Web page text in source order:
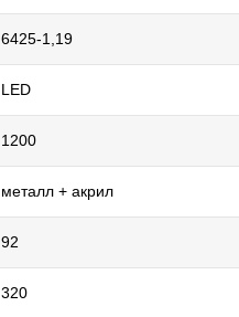
6425-1,19
LED
1200
металл + акрил
92
320